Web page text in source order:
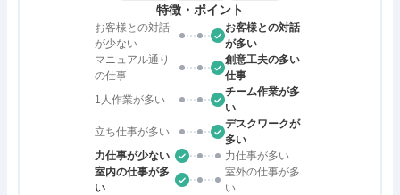
特徴・ポイント
お客様との対話
が少ない
お客様との対話
が多い
マニュアル通り
の仕事
創意工夫の多い
仕事
1人作業が多い
チーム作業が多
い
立ち仕事が多い
デスクワークが
多い
力仕事が少ない
力仕事が多い
室内の仕事が多
い
室外の仕事が多
い